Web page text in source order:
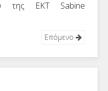
της ΕΚΤ
Sabine
Επόμενο